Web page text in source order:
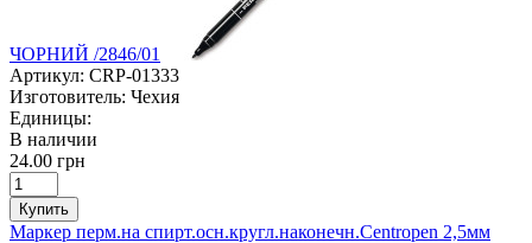
ЧОРНИЙ /2846/01
Артикул: CRP-01333
Изготовитель: Чехия
Единицы:
В наличии
24.00 грн
Купить
Маркер перм.на спирт.осн.кругл.наконечн.Centropen 2,5мм